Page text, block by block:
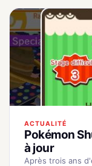
ACTUALITÉ
Pokémon
à jour
Après trois ans